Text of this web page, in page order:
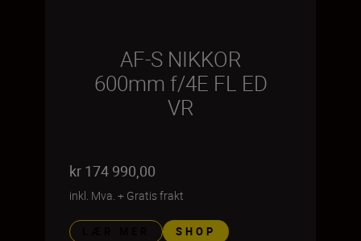
AF-S NIKKOR
600mm f/4E FL ED
VR
kr 174 990,00
inkl. Mva. + Gratis frakt
SHOP